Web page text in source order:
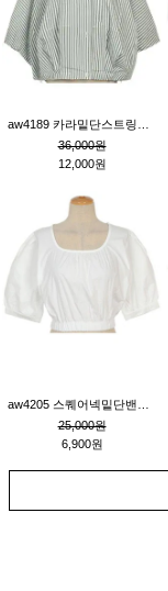
36,000원
12,000원
25,000원
6,900원